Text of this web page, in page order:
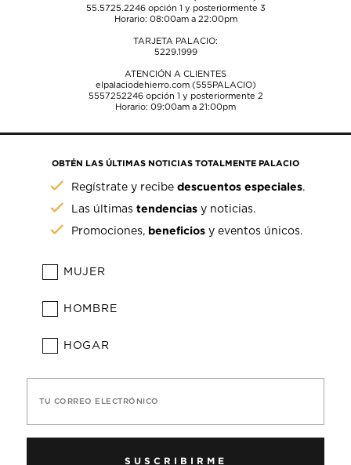
55.5725.2246opción 1 y posteriormente 3
Horario: 08:00am a 22:00pm
TARJETA PALACIO:
5229.1999
ATENCIÓN A CLIENTES
elpalaciodehierro.com (555PALACIO)
5557252246opción 1 y posteriormente 2
Horario: 09:00am a 21:00pm
OBTÉN LAS ÚLTIMAS NOTICIAS TOTALMENTE PALACIO
Regístrate y recibedescuentos especiales.
Las últimastendencias y noticias.
Promociones, beneficios y eventos únicos.
MUJER
HOMBRE
HOGAR
TU CORREO ELECTRÓNICO
SUSCRIBIRME